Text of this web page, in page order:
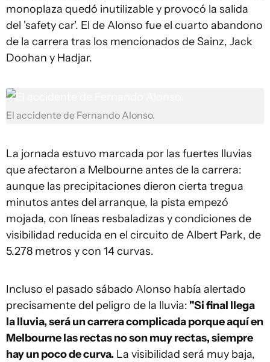
monoplaza quedó inutilizable y provocó la salida
del 'safety car'. El de Alonso fue el cuarto abandono
de la carrera tras los mencionados de Sainz, Jack
Doohan y Hadjar.
El accidente de Fernando Alonso.
La jornada estuvo marcada por las fuertes lluvias
que afectaron a Melbourne antes de la carrera:
aunque las precipitaciones dieron cierta tregua
minutos antes del arranque, la pista empezó
mojada, con líneas resbaladizas y condiciones de
visibilidad reducida en el circuito de Albert Park, de
5.278 metros y con 14 curvas.
Incluso el pasado sábado Alonso había alertado
precisamente del peligro de la lluvia: "Si final llega
la lluvia, será un carrera complicada porque aquí en
Melbourne las rectas no son muy rectas, siempre
hay un poco de curva. La visibilidad será muy baja,